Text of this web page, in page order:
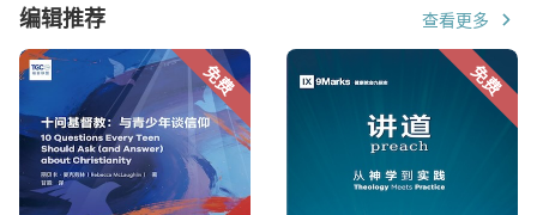
韦尔‧沃伊库 (Sever J. Voicu)
彼得‧郭尔迪（Peter
Gorday） 约瑟‧林哈德
（Joseph T. Lienhard） 肯尼
Stevenson） 迈克尔‧格拉普
（Michael Glerup）
马可·谢雷登（Mark
编辑推荐 查看更多